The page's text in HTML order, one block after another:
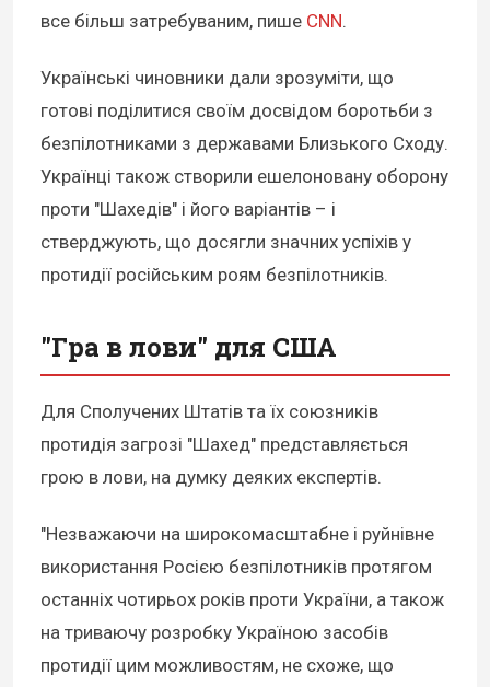
все більш затребуваним, пише CNN.
Українські чиновники дали зрозуміти, що
готові поділитися своїм досвідом боротьби з
безпілотниками з державами Близького Сходу.
Українці також створили ешелоновану оборону
проти "Шахедів" і його варіантів – і
стверджують, що досягли значних успіхів у
протидії російським роям безпілотників.
"Гра в лови" для США
Для Сполучених Штатів та їх союзників
протидія загрозі "Шахед" представляється
грою в лови, на думку деяких експертів.
"Незважаючи на широкомасштабне і руйнівне
використання Росією безпілотників протягом
останніх чотирьох років проти України, а також
на триваючу розробку Україною засобів
протидії цим можливостям, не схоже, що